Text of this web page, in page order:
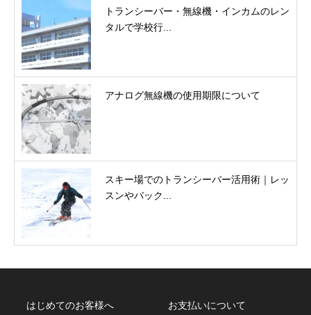
トランシーバー・無線機・インカムのレン
タルで学校行...
アナログ無線機の使用期限について
スキー場でのトランシーバー活用術｜レッ
スンやバック...
はじめてのお客様へ
お支払いについて